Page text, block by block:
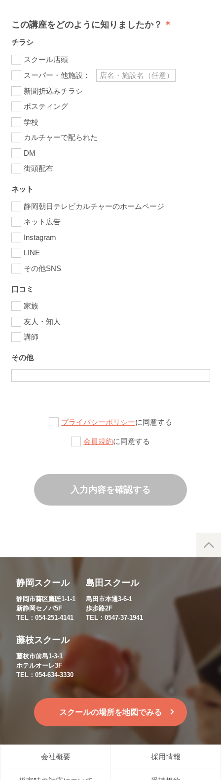
この講座をどのように知りましたか？
チラシ
スクール店頭
スーパー・他施設：
新聞折込みチラシ
ポスティング
学校
カルチャーで配られた
DM
街頭配布
ネット
静岡朝日テレビカルチャーのホームページ
ネット広告
Instagram
LINE
その他SNS
口コミ
家族
友人・知人
講師
その他
プライバシーポリシーに同意する
会員規約に同意する
入力内容を確認する
静岡スクール
静岡市葵区鷹匠1-1-1
新静岡セノバ5F
TEL：054-251-4141
島田スクール
島田市本通3-6-1
歩歩路2F
TEL：0547-37-1941
藤枝スクール
藤枝市前島1-3-1
ホテルオーレ3F
TEL：054-634-3330
スクールの場所を地図でみる
会社概要 採用情報